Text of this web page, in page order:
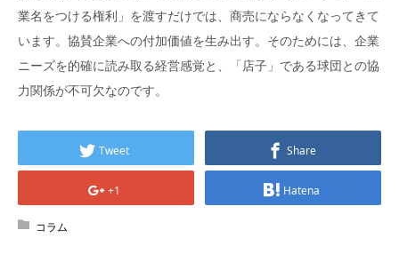
業名をつける権利」を渡すだけでは、商売にならなくなってきて
います。協賛企業への付加価値を生み出す。そのためには、企業
ニーズを的確に読み取る経営感覚と、「店子」である球団との協
力関係が不可欠なのです。
Tweet Share
+1 Hatena
コラム